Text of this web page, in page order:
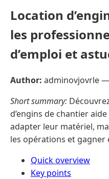
Location
les
d’emploi et
Author: adminovjovrle —
Short summary:
d’engins de chantier
adapter leur matériel,
les opérations et gagner
Quick overview
Key points